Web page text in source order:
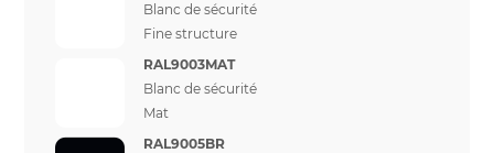
Blanc de sécurité
Fine structure
RAL9003MAT
Blanc de sécurité
Mat
RAL9005BR